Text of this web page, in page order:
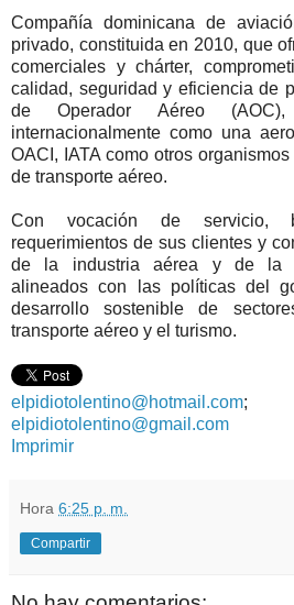
Compañía dominicana de
privado, constituida en 2010, que
comerciales y chárter,
calidad, seguridad y eficiencia de
de Operador Aéreo
internacionalmente como una
OACI, IATA como otros
de transporte aéreo.
Con vocación de servicio,
requerimientos de sus clientes y
de la industria aérea y de la
alineados con las políticas del
desarrollo sostenible de
transporte aéreo y el turismo.
elpidiotolentino@hotmail.com;
elpidiotolentino@gmail.com
Imprimir
Hora 6:25 p. m.
Compartir